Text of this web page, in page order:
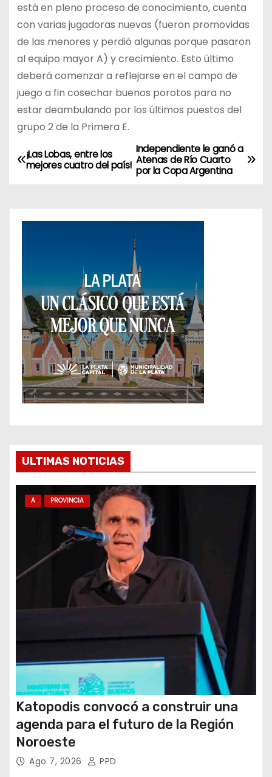
está en pleno proceso de conocimiento, cuenta
con varias jugadoras nuevas (fueron promovidas
de las menores y perdió algunas porque pasaron
al equipo mayor A) y crecimiento. Esto último
deberá comenzar a reflejarse en el campo de
juego a fin cosechar buenos porotos para no
estar deambulando por los últimos puestos del
grupo 2 de la Primera E.
N
a
c
ó
n
d
e
n
a
a
s
Independiente le ganó a
Atenas de Río Cuarto
por la Copa Argentina
¡Las Lobas, entre los
mejores cuatro del país!
ULTIMAS NOTICIAS
A PROVINCIA
Katopodis convocó a construir una
agenda para el futuro de la Región
Noroeste
Ago 7, 2026 PPD